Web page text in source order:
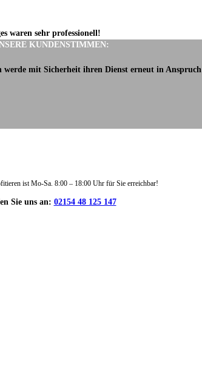
KUNDENSTIMMEN:
waren sehr professionell!
werde mit Sicherheit ihren Dienst erneut in
ist Mo-Sa. 8:00 – 18:00 Uhr für Sie erreichbar!
Sie uns an: 02154 48 125 147